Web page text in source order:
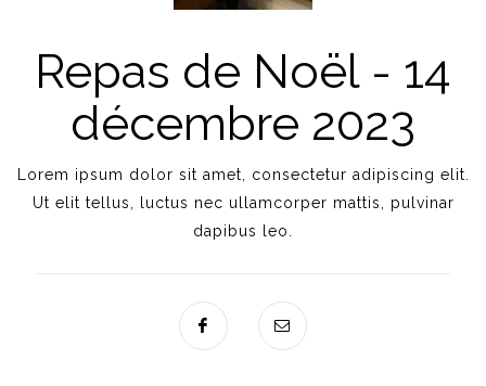
Repas de Noël - 14
décembre 2023
Lorem ipsum dolor sit amet, consectetur adipiscing elit.
Ut elit tellus, luctus nec ullamcorper mattis, pulvinar
dapibus leo.